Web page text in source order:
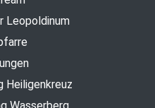
Leopoldinum
Heiligenkreuz